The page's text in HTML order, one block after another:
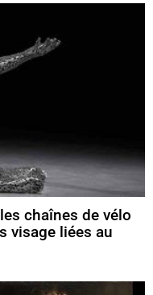
chaînes de vélo
visage liées au